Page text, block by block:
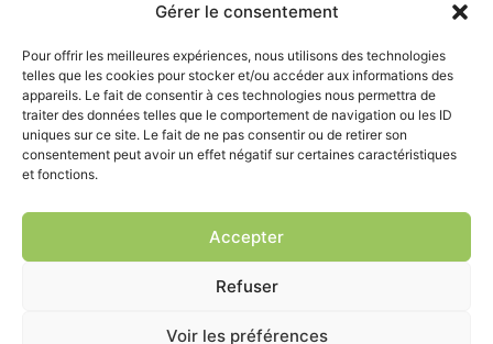
Gérer le consentement
Pour offrir les meilleures expériences, nous utilisons des technologies
telles que les cookies pour stocker et/ou accéder aux informations des
appareils. Le fait de consentir à ces technologies nous permettra de
traiter des données telles que le comportement de navigation ou les ID
uniques sur ce site. Le fait de ne pas consentir ou de retirer son
consentement peut avoir un effet négatif sur certaines caractéristiques
et fonctions.
Accepter
Refuser
Voir les préférences
Séminaire à Valence
Séminaire Montagne
NOS SOIRÉES
Soirée d'entreprise à Grenoble
Soirée d'entreprise à Lyon
Intelligence collective à Lyon
Coaching d'entreprise à Lyon